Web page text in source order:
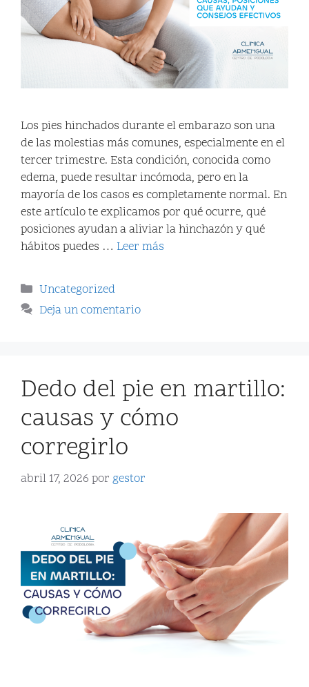
Los pies hinchados durante el embarazo son una
de las molestias más comunes, especialmente en el
tercer trimestre. Esta condición, conocida como
edema, puede resultar incómoda, pero en la
mayoría de los casos es completamente normal. En
este artículo te explicamos por qué ocurre, qué
posiciones ayudan a aliviar la hinchazón y qué
hábitos puedes … Leer más
Uncategorized
Deja un comentario
Dedo del pie en martillo:
causas y cómo
corregirlo
abril 17, 2026 por gestor